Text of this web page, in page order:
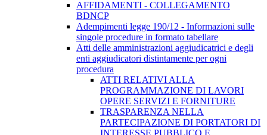
AFFIDAMENTI - COLLEGAMENTO
BDNCP
Adempimenti legge 190/12 - Informazioni sulle
singole procedure in formato tabellare
Atti delle amministrazioni aggiudicatrici e degli
enti aggiudicatori distintamente per ogni
procedura
ATTI RELATIVI ALLA
PROGRAMMAZIONE DI LAVORI
OPERE SERVIZI E FORNITURE
TRASPARENZA NELLA
PARTECIPAZIONE DI PORTATORI DI
INTERESSE PUBBLICO E